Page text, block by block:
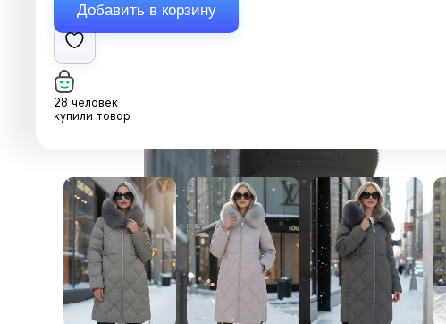
28 человек
купили товар